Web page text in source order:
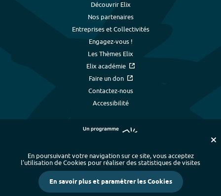
Découvrir Elix
Nos partenaires
Entreprises et Collectivités
Engagez-vous !
Les Thèmes Elix
Elix académie
Faire un don
Contactez-nous
Accessibilité
Plan du site - Index alphabétique
-
Mentions légales et données personnelles
- Paramétrer les cookies
Crédits
En poursuivant votre navigation sur ce site, vous acceptez
l’utilisation de Cookies pour réaliser des statistiques de visites
En savoir plus et paramétrer les Cookies